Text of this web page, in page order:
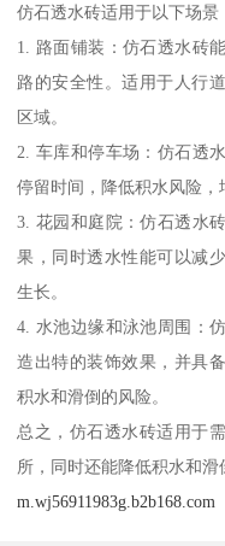
仿石透水砖适用于以下场景
1. 路面铺装：仿石透水砖
路的安全性。适用于人行
区域。
2. 车库和停车场：仿石透
停留时间，降低积水风险，
3. 花园和庭院：仿石透水
果，同时透水性能可以减
生长。
4. 水池边缘和泳池周围：
造出特的装饰效果，并具
积水和滑倒的风险。
总之，仿石透水砖适用于
所，同时还能降低积水和滑
m.wj56911983g.b2b168.com